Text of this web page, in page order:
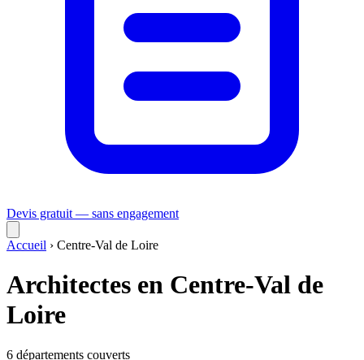
Devis gratuit — sans engagement
Accueil › Centre-Val de Loire
Architectes en Centre-Val de
Loire
6 départements couverts